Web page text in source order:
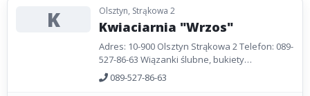
K Olsztyn, Strąkowa 2
Kwiaciarnia "Wrzos"
Adres: 10-900 Olsztyn Strąkowa 2 Telefon: 089-
527-86-63 Wiązanki ślubne, bukiety
okolicznościowe, wiązanki i wieńce
pogrzebowe, dekoracje...
089-527-86-63